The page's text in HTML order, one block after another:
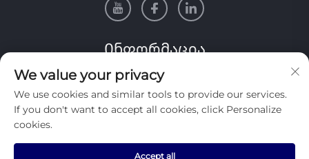
Ინფორმაცია
Გამოიწერეთ ჩვენი ყოველკვირეული საინფორმაციო
ბიულეტენი
We value your privacy
We use cookies and similar tools to provide our services.
If you don't want to accept all cookies, click Personalize
cookies.
Accept all